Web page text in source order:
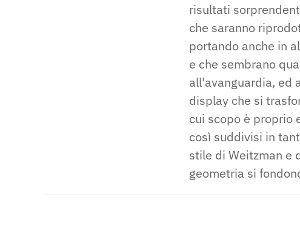
risultati
che saranno
portando anche in
e che sembrano
all'avanguardia, ed
display che si
cui scopo è proprio
così suddivisi in
stile di Weitzman e
geometria si